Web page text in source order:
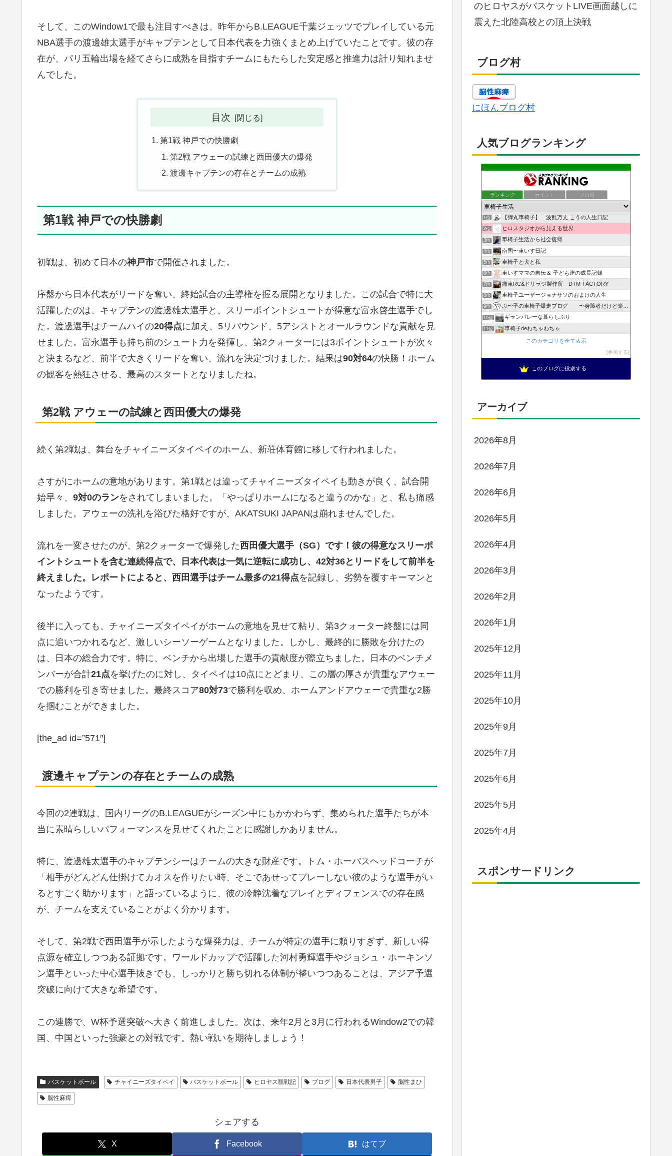
そして、このWindow1で最も注目すべきは、昨年からB.LEAGUE千葉ジェッツでプレイしている元
NBA選手の渡邊雄太選手がキャプテンとして日本代表を力強くまとめ上げていたことです。彼の存
在が、パリ五輪出場を経てさらに成熟を目指すチームにもたらした安定感と推進力は計り知れませ
んでした。
目次
第1戦 神戸での快勝劇
第2戦 アウェーの試練と西田優大の爆発
渡邊キャプテンの存在とチームの成熟
第1戦 神戸での快勝劇
初戦は、初めて日本の神戸市で開催されました。
序盤から日本代表がリードを奪い、終始試合の主導権を握る展開となりました。この試合で特に大
活躍したのは、キャプテンの渡邊雄太選手と、スリーポイントシュートが得意な富永啓生選手でし
た。渡邊選手はチームハイの20得点に加え、5リバウンド、5アシストとオールラウンドな貢献を見
せました。富永選手も持ち前のシュート力を発揮し、第2クォーターには3ポイントシュートが次々
と決まるなど、前半で大きくリードを奪い、流れを決定づけました。結果は90対64の快勝！ホーム
の観客を熱狂させる、最高のスタートとなりましたね。
第2戦 アウェーの試練と西田優大の爆発
続く第2戦は、舞台をチャイニーズタイペイのホーム、新荘体育館に移して行われました。
さすがにホームの意地があります。第1戦とは違ってチャイニーズタイペイも動きが良く、試合開
始早々、 9対0のランをされてしまいました。「やっぱりホームになると違うのかな」と、私も痛感
しました。アウェーの洗礼を浴びた格好ですが、AKATSUKI JAPANは崩れませんでした。
流れを一変させたのが、第2クォーターで爆発した西田優大選手（SG）です！彼の得意なスリーポ
イントシュートを含む連続得点で、日本代表は一気に逆転に成功し、42対36とリードをして前半を
終えました。レポートによると、西田選手はチーム最多の21得点を記録し、劣勢を覆すキーマンと
なったようです。
後半に入っても、チャイニーズタイペイがホームの意地を見せて粘り、第3クォーター終盤には同
点に追いつかれるなど、激しいシーソーゲームとなりました。しかし、最終的に勝敗を分けたの
は、日本の総合力です。特に、ベンチから出場した選手の貢献度が際立ちました。日本のベンチメ
ンバーが合計21点を挙げたのに対し、タイペイは10点にとどまり、この層の厚さが貴重なアウェー
での勝利を引き寄せました。最終スコア80対73で勝利を収め、ホームアンドアウェーで貴重な2勝
を掴むことができました。
[the_ad id=”571″]
渡邊キャプテンの存在とチームの成熟
今回の2連戦は、国内リーグのB.LEAGUEがシーズン中にもかかわらず、集められた選手たちが本
当に素晴らしいパフォーマンスを見せてくれたことに感謝しかありません。
特に、渡邊雄太選手のキャプテンシーはチームの大きな財産です。トム・ホーバスヘッドコーチが
「相手がどんどん仕掛けてカオスを作りたい時、そこであせってプレーしない彼のような選手がい
るとすごく助かります」と語っているように、彼の冷静沈着なプレイとディフェンスでの存在感
が、チームを支えていることがよく分かります。
そして、第2戦で西田選手が示したような爆発力は、チームが特定の選手に頼りすぎず、新しい得
点源を確立しつつある証拠です。ワールドカップで活躍した河村勇輝選手やジョシュ・ホーキンソ
ン選手といった中心選手抜きでも、しっかりと勝ち切れる体制が整いつつあることは、アジア予選
突破に向けて大きな希望です。
この連勝で、W杯予選突破へ大きく前進しました。次は、来年2月と3月に行われるWindow2での韓
国、中国といった強豪との対戦です。熱い戦いを期待しましょう！
バスケットボール チャイニーズタイペイ バスケットボール ヒロヤス観戦記 ブログ 日本代表男子 脳性まひ
脳性麻痺
シェアする
X Facebook はてブ
のヒロヤスがバスケットLIVE画面越しに
震えた北陸高校との頂上決戦
ブログ村
にほんブログ村
人気ブログランキング
ランキング ポイント ブロ画
1位 【弾丸車椅子】 波乱万丈 こうの人生日記
2位 ヒロスタジオから見える世界
3位 車椅子生活から社会復帰
4位 南国〜車いす日記
5位 車椅子と犬と私
6位 車いすママの自伝＆ 子ども達の成長記録
7位 痛車RC&ドリラジ製作所 DTM-FACTORY
8位 車椅子ユーザージョナサソのおまけの人生
9位 ぶ〜子の車椅子爆走ブログ 〜身障者だけど楽しく生きてやる〜
10位 ギランバレーな暮らしぶり
11位 車椅子deわちゃわちゃ
このカテゴリを全て表示
参加する
このブログに投票する
アーカイブ
2026年8月
2026年7月
2026年6月
2026年5月
2026年4月
2026年3月
2026年2月
2026年1月
2025年12月
2025年11月
2025年10月
2025年9月
2025年7月
2025年6月
2025年5月
2025年4月
スポンサードリンク